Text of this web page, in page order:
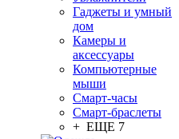
Гаджеты и умный
дом
Камеры и
аксессуары
Компьютерные
мыши
Смарт-часы
Смарт-браслеты
+ ЕЩЕ 7